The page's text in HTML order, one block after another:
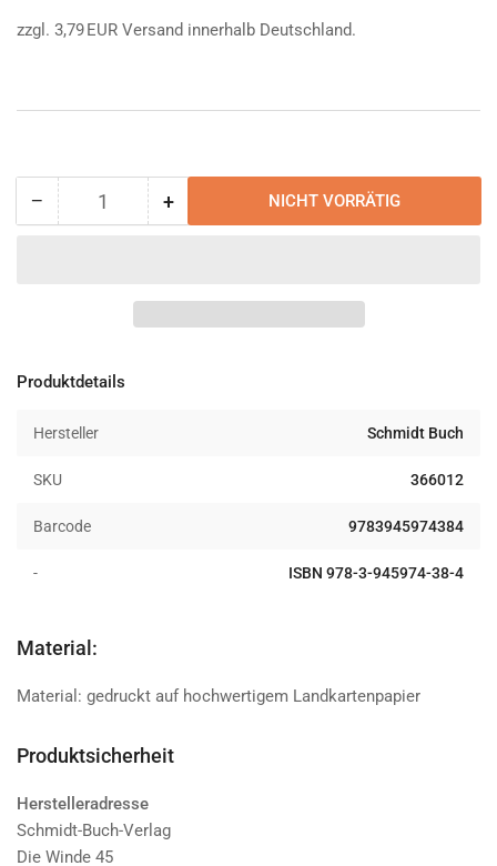
zzgl. 3,79 EUR Versand innerhalb Deutschland.
− Menge
und
1:100.000
Anzahl +Menge
Harz
-
NICHT VORRÄTIG
Produktdetails
Hersteller Schmidt Buch
SKU 366012
Barcode 9783945974384
- ISBN 978-3-945974-38-4
Material:
Material: gedruckt auf hochwertigem Landkartenpapier
Produktsicherheit
Herstelleradresse
Schmidt-Buch-Verlag
Die Winde 45